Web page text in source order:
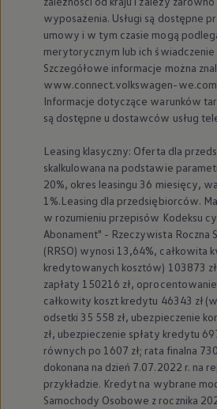
wyposażenia. Usługi są dostępne
umowy i w tym czasie mogą
merytorycznym lub ich świadczenie
Szczegółowe informacje można
www.connect.volkswagen-we.com
Informacje dotyczące warunków
są dostępne u dostawców usług
Leasing klasyczny: Oferta dla
skalkulowana na podstawie
20%, okres leasingu 36 miesięcy,
1%.Leasing dla przedsiębiorców.
w rozumieniu przepisów Kodeksu
Abonament" - Rzeczywista Roczna
(RRSO) wynosi 13,64%, całkowita
kredytowanych kosztów) 103873
zapłaty 150216 zł,
całkowity koszt kredytu 46343 zł
odsetki 35 558 zł, ubezpieczenie
zł, ubezpieczenie spłaty kredytu
równych po 1607 zł; rata finalna
dokonana na dzień 7.07.2022 r. na
przykładzie. Kredyt na wybrane
Samochody Osobowe z rocznika